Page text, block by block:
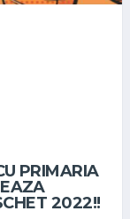
PRIMARIA
2022!!